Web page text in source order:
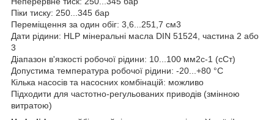
Піки тиску: 250...345 бар
Переміщення за один обіг: 3,6...251,7 см3
Дати рідини: HLP мінеральні масла DIN 51524, частина 2 або
3
Діапазон в'язкості робочої рідини: 10...100 мм2с-1 (сСт)
Допустима температура робочої рідини: -20...+80 °C
Кілька насосів та насосних комбінацій: можливо
Підходити для частотно-регульованих приводів (змінною
витратою)